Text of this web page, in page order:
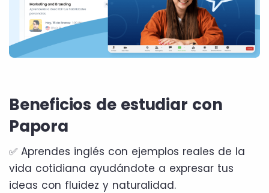
Beneficios de estudiar con
Papora
✅ Aprendes inglés con ejemplos reales de la
vida cotidiana ayudándote a expresar tus
ideas con fluidez y naturalidad.